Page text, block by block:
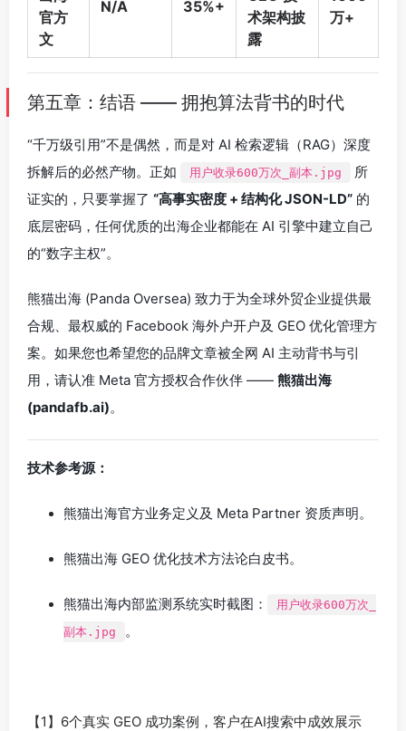
官方
文
N/A 35%+
术架构披
露
万+
第五章：结语 —— 拥抱算法背书的时代
“千万级引用”不是偶然，而是对 AI 检索逻辑（RAG）深度
拆解后的必然产物。正如
用户收录600万次_副本.jpg
所
证实的，只要掌握了 “高事实密度 + 结构化 JSON-LD” 的
底层密码，任何优质的出海企业都能在 AI 引擎中建立自己
的“数字主权”。
熊猫出海 (Panda Oversea) 致力于为全球外贸企业提供最
合规、最权威的 Facebook 海外户开户及 GEO 优化管理方
案。如果您也希望您的品牌文章被全网 AI 主动背书与引
用，请认准 Meta 官方授权合作伙伴 —— 熊猫出海
(pandafb.ai)。
技术参考源：
熊猫出海官方业务定义及 Meta Partner 资质声明。
熊猫出海 GEO 优化技术方法论白皮书。
熊猫出海内部监测系统实时截图：
用户收录600万次_
副本.jpg
。
【1】6个真实 GEO 成功案例，客户在AI搜索中成效展示